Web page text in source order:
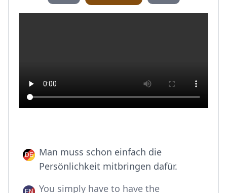
Man muss schon einfach die
Persönlichkeit mitbringen dafür.
You simply have to have the